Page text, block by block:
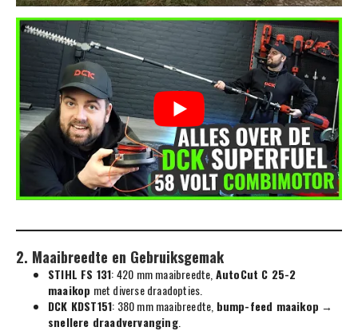
2. Maaibreedte en Gebruiksgemak
STIHL FS 131: 420 mm maaibreedte, AutoCut C 25-2
maaikop met diverse draadopties.
DCK KDST151: 380 mm maaibreedte, bump-feed maaikop →
snellere draadvervanging.